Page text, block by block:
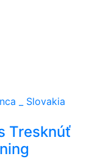
_ Slovakia
Tresknúť